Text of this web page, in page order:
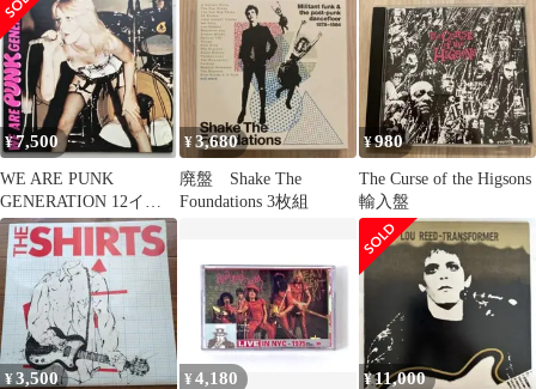
入
¥7,500
WE ARE PUNK
GENERATION 12イン
チレコード 見本盤白ラ
ベル
¥3,680
廃盤 Shake The
Foundations 3枚組
¥980
The Curse of the Higsons
輸入盤
¥3,500 ¥4,180 ¥11,000